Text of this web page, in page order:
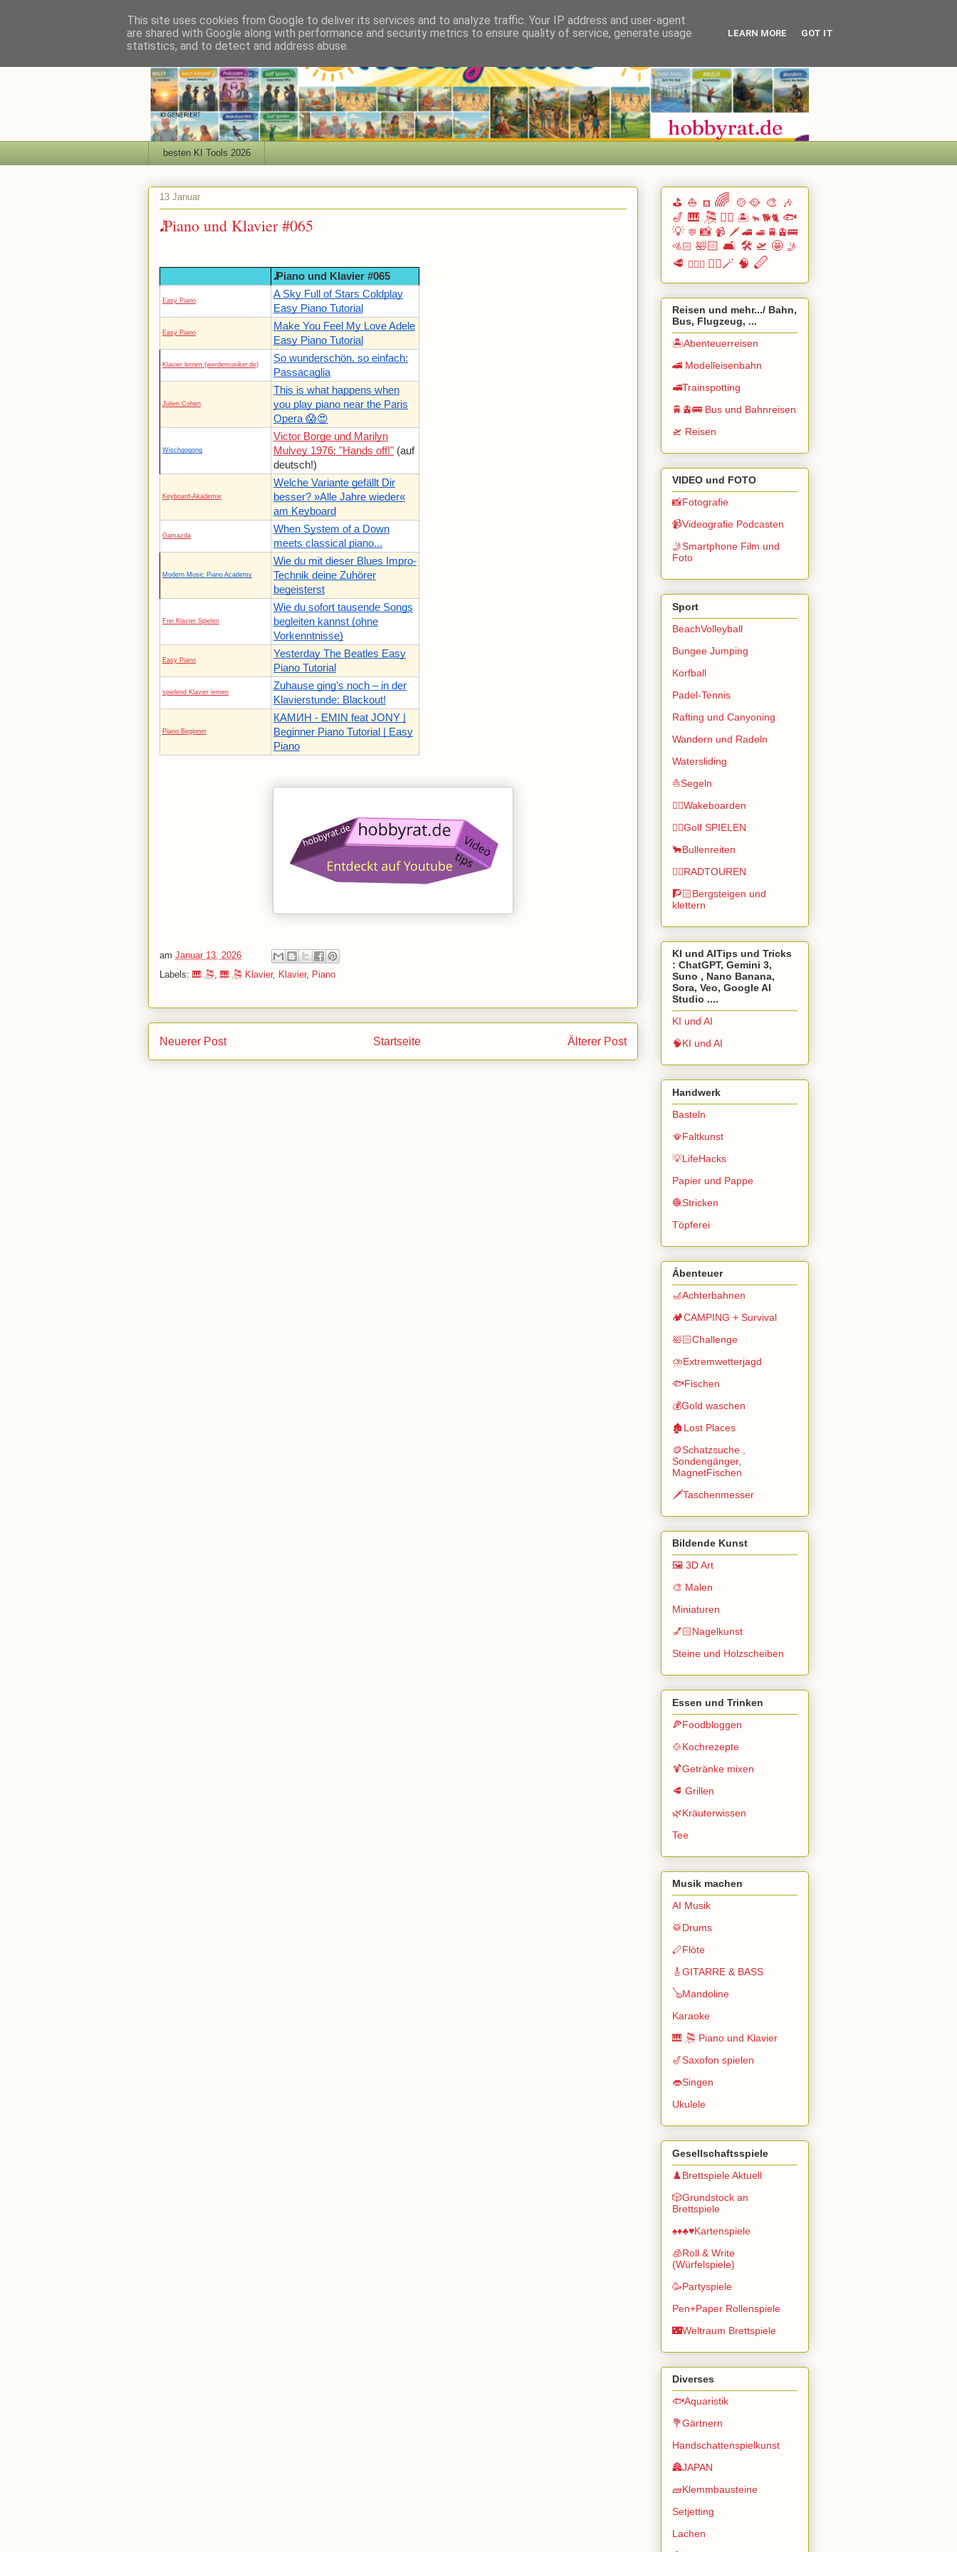
besten KI Tools 2026
13 Januar
𝅘𝅥𝅯 Piano und Klavier #065
𝅘𝅥𝅯 Piano und Klavier #065
Easy Piano
A Sky Full of Stars Coldplay
Easy Piano Tutorial
Easy Piano
Make You Feel My Love Adele
Easy Piano Tutorial
Klavier lernen (werdemusiker.de)
So wunderschön, so einfach:
Passacaglia
Julien Cohen
This is what happens when
you play piano near the Paris
Opera 😱😍
Wischgogong
Victor Borge und Marilyn
Mulvey 1976: "Hands off!" (auf
deutsch!)
Keyboard-Akademie
Welche Variante gefällt Dir
besser? »Alle Jahre wieder«
am Keyboard
Gamazda
When System of a Down
meets classical piano...
Modern Music Piano Academy
Wie du mit dieser Blues Impro-
Technik deine Zuhörer
begeisterst
Frei Klavier Spielen
Wie du sofort tausende Songs
begleiten kannst (ohne
Vorkenntnisse)
Easy Piano
Yesterday The Beatles Easy
Piano Tutorial
spielend Klavier lernen
Zuhause ging’s noch – in der
Klavierstunde: Blackout!
Piano Beginner
КАМИН - EMIN feat JONY |
Beginner Piano Tutorial | Easy
Piano
am Januar 13, 2026
Labels: 🎹 🎘 🎹 🎘 Klavier, Klavier, Piano
Neuerer Post Älterer Post
Startseite
⛳ ⛵ ⛾ 🌈 🍲🥘 🎨 🎶
🎷 🎹 🎘 🏄🏽 🏝️ 🐂 🐕🐈 🐟
💡 💬 📸 📹 🗡️ 🚄 🚅 🚆🚊🚌
🚵🏻 🛀🏻 🛋️ 🛠️ 🛫 🤩 🤳
🥩 🧗🏻‍♀️ 🧙‍♂️🪄 🧠 🪈
Reisen und mehr.../ Bahn,
Bus, Flugzeug, ...
🏝️Abenteuerreisen
🚄 Modelleisenbahn
🚅Trainspotting
🚆🚊🚌 Bus und Bahnreisen
🛫 Reisen
VIDEO und FOTO
📸Fotografie
📹Videografie Podcasten
🤳Smartphone Film und
Foto
Sport
BeachVolleyball
Bungee Jumping
Korfball
Padel-Tennis
Rafting und Canyoning
Wandern und Radeln
Watersliding
⛵Segeln
🏄🏽Wakeboarden
🏌️‍♂️Golf SPIELEN
🐂Bullenreiten
🚴‍♂️RADTOUREN
🧗🏻Bergsteigen und
klettern
KI und AITips und Tricks
: ChatGPT, Gemini 3,
Suno , Nano Banana,
Sora, Veo, Google AI
Studio ....
KI und AI
🧠KI und AI
Handwerk
Basteln
🪭Faltkunst
💡LifeHacks
Papier und Pappe
🧶Stricken
Töpferei
Ábenteuer
🎢Achterbahnen
🏕️CAMPING + Survival
🛀🏻Challenge
⛈️Extremwetterjagd
🐟Fischen
💰Gold waschen
🏚️Lost Places
🪙Schatzsuche ,
Sondengänger,
MagnetFischen
🗡️Taschenmesser
Bildende Kunst
🖼️ 3D Art
🎨 Malen
Miniaturen
💅🏻Nagelkunst
Steine und Holzscheiben
Essen und Trinken
🍕Foodbloggen
🍲Kochrezepte
🍹Getränke mixen
🥩 Grillen
🌿Kräuterwissen
Tee
Musik machen
AI Musik
🥁Drums
🪈Flöte
🎸GITARRE & BASS
🪕Mandoline
Karaoke
🎹 🎘 Piano und Klavier
🎷Saxofon spielen
👄Singen
Ukulele
Gesellschaftsspiele
♟️Brettspiele Aktuell
🎲Grundstock an
Brettspiele
♠️♦️♣️♥️Kartenspiele
🧊Roll & Write
(Würfelspiele)
🥳Partyspiele
Pen+Paper Rollenspiele
🌃Weltraum Brettspiele
Diverses
🐟Aquaristik
💐Gärtnern
Handschattenspielkunst
🏯JAPAN
🧱Klemmbausteine
Setjetting
Lachen
This site uses cookies from Google to deliver its services and to analyze traffic. Your IP address and user-agent
are shared with Google along with performance and security metrics to ensure quality of service, generate usage
statistics, and to detect and address abuse.
LEARN MORE GOT IT